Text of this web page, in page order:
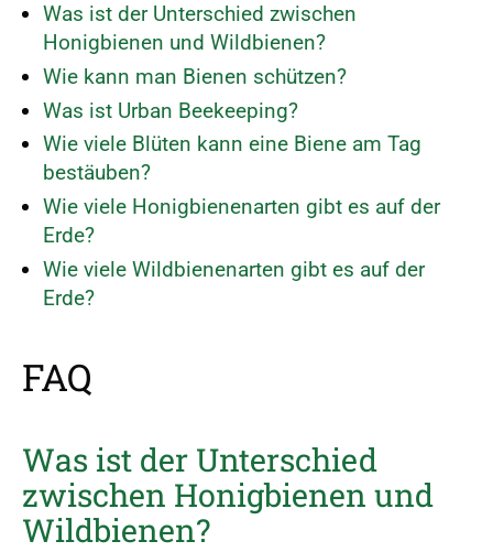
Was ist der Unterschied zwischen
Honigbienen und Wildbienen?
Wie kann man Bienen schützen?
Was ist Urban Beekeeping?
Wie viele Blüten kann eine Biene am Tag
bestäuben?
Wie viele Honigbienenarten gibt es auf der
Erde?
Wie viele Wildbienenarten gibt es auf der
Erde?
FAQ
Was ist der Unterschied
zwischen Honigbienen und
Wildbienen?